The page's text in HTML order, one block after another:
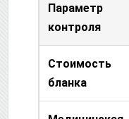
Параметр
контроля
Стоимость
бланка